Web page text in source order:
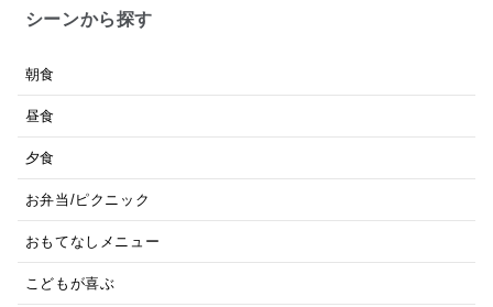
シーンから探す
朝食
昼食
夕食
お弁当/ピクニック
おもてなしメニュー
こどもが喜ぶ